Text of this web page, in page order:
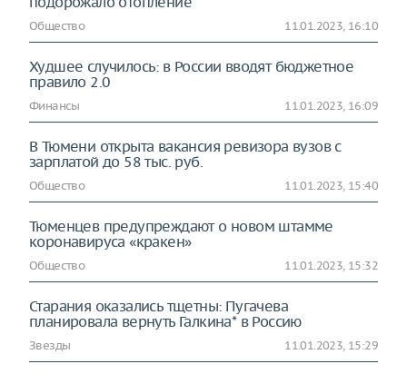
Общество 11.01.2023, 16:10
Худшее случилось: в России вводят бюджетное
правило 2.0
Финансы 11.01.2023, 16:09
В Тюмени открыта вакансия ревизора вузов с
зарплатой до 58 тыс. руб.
Общество 11.01.2023, 15:40
Тюменцев предупреждают о новом штамме
коронавируса «кракен»
Общество 11.01.2023, 15:32
Старания оказались тщетны: Пугачева
планировала вернуть Галкина* в Россию
Звезды 11.01.2023, 15:29